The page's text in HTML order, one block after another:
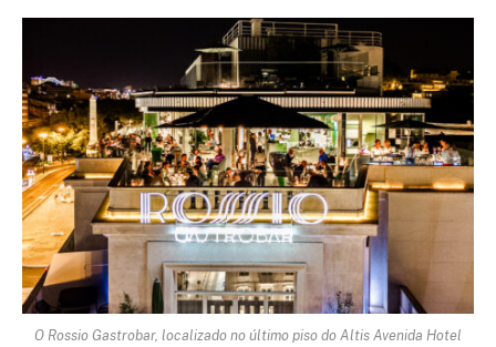
O Rossio Gastrobar, localizado no último piso do Altis Avenida Hotel